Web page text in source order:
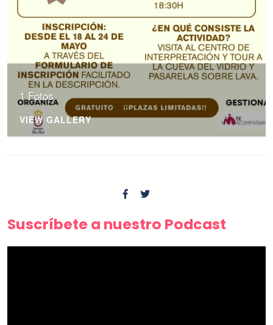
1 Fotos
VIEW GALLERY
Suscríbete a nuestro Podcast